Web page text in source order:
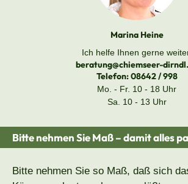
Marina Heine
Ich helfe Ihnen gerne
beratung@chiemseer-
Telefon:08642 / 998
Mo. - Fr. 10 - 18 Uhr
Sa. 10 - 13 Uhr
Bitte nehmen Sie Maß – damit alles
Bitte nehmen Sie so Maß, daß sich